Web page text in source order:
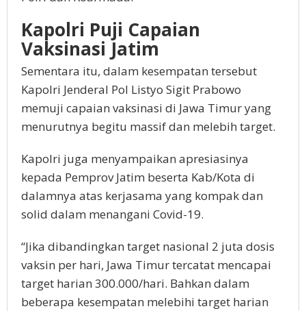
Kapolri Puji Capaian
Vaksinasi Jatim
Sementara itu, dalam kesempatan tersebut
Kapolri Jenderal Pol Listyo Sigit Prabowo
memuji capaian vaksinasi di Jawa Timur yang
menurutnya begitu massif dan melebih target.
Kapolri juga menyampaikan apresiasinya
kepada Pemprov Jatim beserta Kab/Kota di
dalamnya atas kerjasama yang kompak dan
solid dalam menangani Covid-19.
“Jika dibandingkan target nasional 2 juta dosis
vaksin per hari, Jawa Timur tercatat mencapai
target harian 300.000/hari. Bahkan dalam
beberapa kesempatan melebihi target harian